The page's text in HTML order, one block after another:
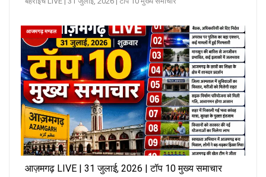
आजमगढ़ मण्डल
आज़मगढ़ LIVE | 31 जुलाई, 2026 | टॉप 10 मुख्य समाचार